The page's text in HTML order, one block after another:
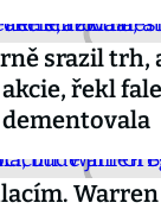
srazil trh,
řekl